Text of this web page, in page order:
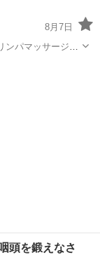
8月7日
頭を鍛えなさ